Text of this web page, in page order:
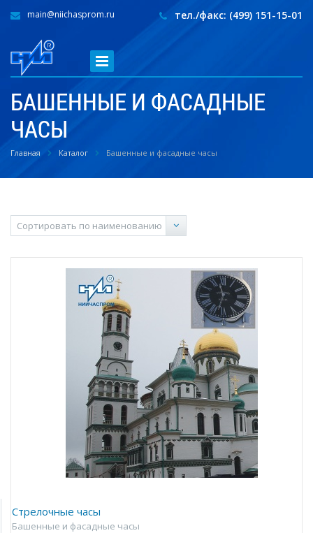
тел./факс: (499) 151-15-01
main@niichasprom.ru
БАШЕННЫЕ И ФАСАДНЫЕ
ЧАСЫ
Главная Каталог Башенные и фасадные часы
Стрелочные часы
Башенные и фасадные часы